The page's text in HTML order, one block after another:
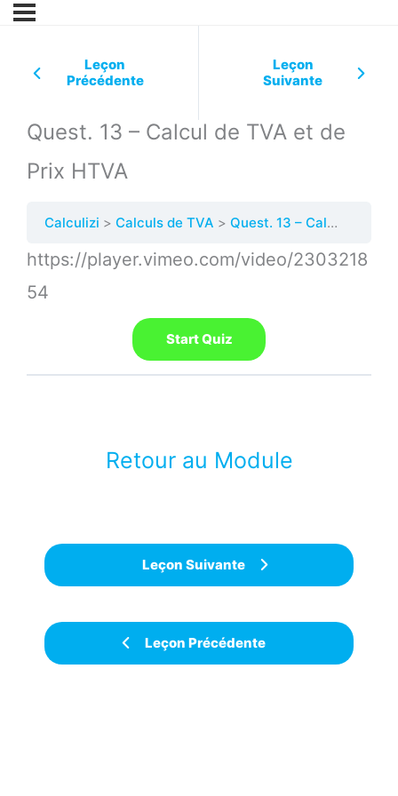
Leçon
Précédente
Leçon
Suivante
Quest. 13 – Calcul de TVA et de
Prix HTVA
Calculizi Calculs de TVA Quest. 13 – Calcul de TVA et de Prix HTVA
https://player.vimeo.com/video/2303218
54
Leçon Précédente
Retour au Module
Leçon Suivante